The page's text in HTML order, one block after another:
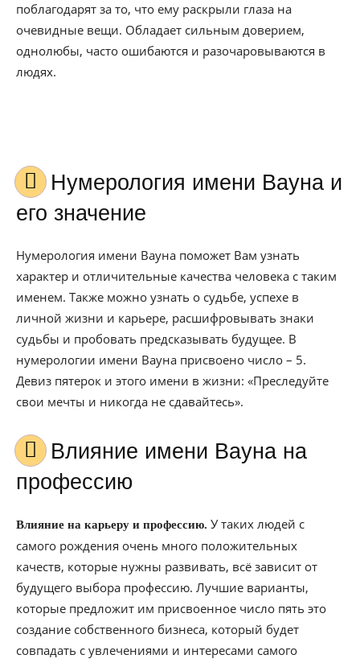
поблагодарят за то, что ему раскрыли глаза на
очевидные вещи. Обладает сильным доверием,
однолюбы, часто ошибаются и разочаровываются в
людях.
Нумерология имени Вауна и
его значение
Нумерология имени Вауна поможет Вам узнать
характер и отличительные качества человека с таким
именем. Также можно узнать о судьбе, успехе в
личной жизни и карьере, расшифровывать знаки
судьбы и пробовать предсказывать будущее. В
нумерологии имени Вауна присвоено число – 5.
Девиз пятерок и этого имени в жизни: «Преследуйте
свои мечты и никогда не сдавайтесь».
Влияние имени Вауна на
профессию
Влияние на карьеру и профессию. У таких людей с
самого рождения очень много положительных
качеств, которые нужны развивать, всё зависит от
будущего выбора профессию. Лучшие варианты,
которые предложит им присвоенное число пять это
создание собственного бизнеса, который будет
совпадать с увлечениями и интересами самого